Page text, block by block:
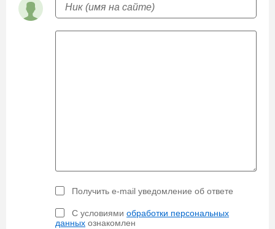
Получить e-mail уведомление об ответе
С условиями обработки персональных
данных ознакомлен